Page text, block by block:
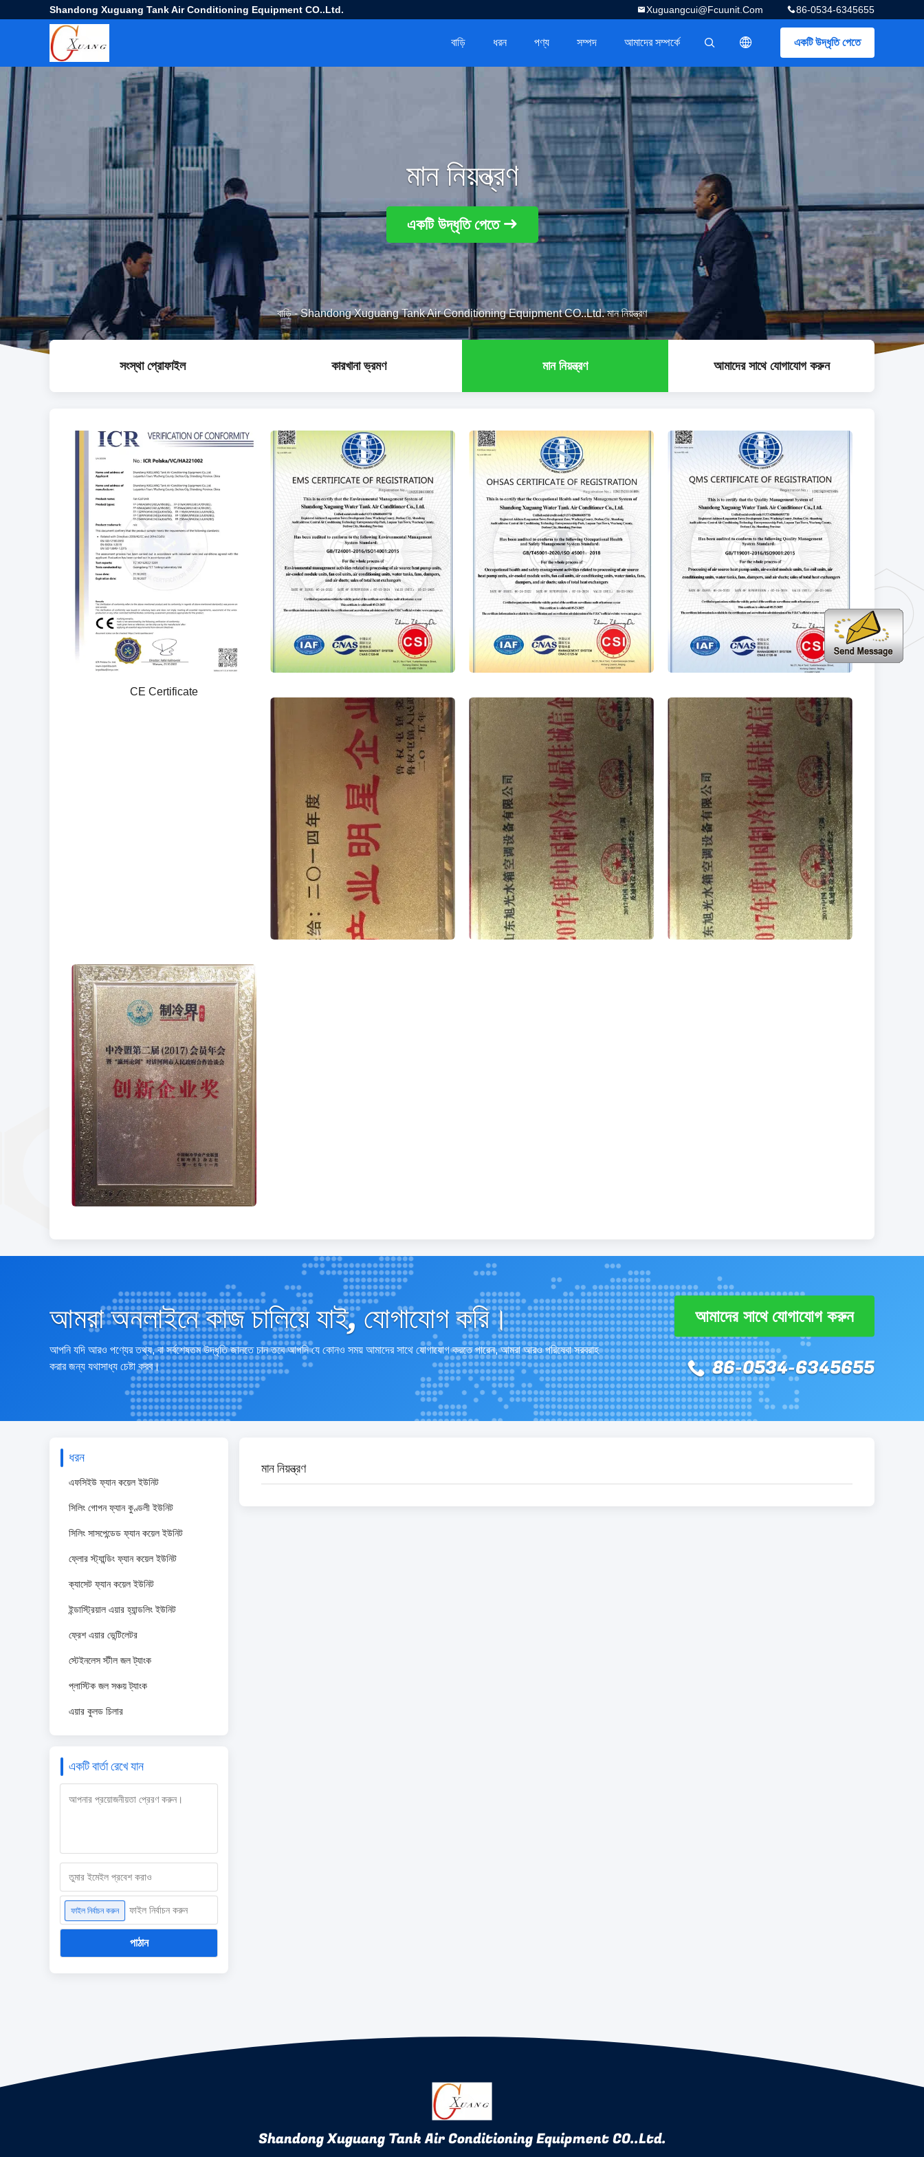
Shandong Xuguang Tank Air Conditioning Equipment CO..Ltd. 86-0534-6345655
Xuguangcui@fcuunit.com
একটি উদ্ধৃতি পেতে
描述
বাড়ি ধরন পণ্য সম্পদ আমাদের সম্পর্কে
মান নিয়ন্ত্রণ
একটি উদ্ধৃতি পেতে
বাড়ি-Shandong Xuguang Tank Air Conditioning Equipment CO..Ltd. মান নিয়ন্ত্রণ
সংস্থা প্রোফাইল কারখানা ভ্রমণ মান নিয়ন্ত্রণ আমাদের সাথে যোগাযোগ করুন
CE Certificate
আমরা অনলাইনে কাজ চালিয়ে যাই, যোগাযোগ করি।
আপনি যদি আরও পণ্যের তথ্য, বা সর্বশেষতম উদ্ধৃতি জানতে চান তবে আপনি যে কোনও সময় আমাদের সাথে যোগাযোগ করতে পারেন, আমরা আরও পরিষেবা সরবরাহ
করার জন্য যথাসাধ্য চেষ্টা করব।
আমাদের সাথে যোগাযোগ করুন
86-0534-6345655
ধরন
এফসিইউ ফ্যান কয়েল ইউনিট
সিলিং গোপন ফ্যান কুণ্ডলী ইউনিট
সিলিং সাসপেন্ডেড ফ্যান কয়েল ইউনিট
ফ্লোর স্ট্যান্ডিং ফ্যান কয়েল ইউনিট
ক্যাসেট ফ্যান কয়েল ইউনিট
ইন্ডাস্ট্রিয়াল এয়ার হ্যান্ডলিং ইউনিট
ফ্রেশ এয়ার ভেন্টিলেটর
স্টেইনলেস স্টীল জল ট্যাংক
প্লাস্টিক জল সঞ্চয় ট্যাংক
এয়ার কুলড চিলার
একটি বার্তা রেখে যান
ফাইল নির্বাচন করুন ফাইল নির্বাচন করুন
পাঠান
মান নিয়ন্ত্রণ
Shandong Xuguang Tank Air Conditioning Equipment CO..Ltd.